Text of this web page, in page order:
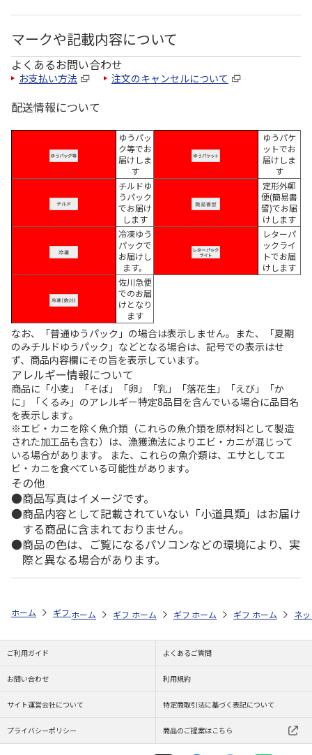
マークや記載内容について
よくあるお問い合わせ
お支払い方法 注文のキャンセルについて
配送情報について
ゆうパッ
ク等でお
届けしま
す
ゆうパケ
ットでお
届けしま
す
チルドゆ
うパック
でお届け
します
定形外郵
便(簡易書
留)でお届
けします
冷凍ゆう
パックで
お届けし
ます。
レターパ
ックライ
トでお届
けします
佐川急便
でのお届
けとなり
ます
なお、「普通ゆうパック」の場合は表示しません。また、「夏期
のみチルドゆうパック」などとなる場合は、記号での表示はせ
ず、商品内容欄にその旨を表示しています。
アレルギー情報について
商品に「小麦」「そば」「卵」「乳」「落花生」「えび」「か
に」「くるみ」のアレルギー特定8品目を含んでいる場合に品目名
を表示します。
※エビ・カニを除く魚介類（これらの魚介類を原材料として製造
された加工品も含む）は、漁獲漁法によりエビ・カニが混じって
いる場合があります。 また、これらの魚介類は、エサとしてエ
ビ・カニを食べている可能性があります。
その他
商品写真はイメージです。
商品内容として記載されていない「小道具類」はお届け
する商品に含まれておりません。
商品の色は、ご覧になるパソコンなどの環境により、実
際と異なる場合があります。
ホーム ギフトストア お中元・夏ギフト特集 2026 お菓子・スイーツ
ホーム ギフトストア お中元・夏ギフト特集 2026
ホーム ギフトストア お中元・夏ギフト
ホーム ギフトストア お
ホーム ネ
ご利用ガイド よくあるご質問
お問い合わせ 利用規約
サイト運営会社について 特定商取引法に基づく表記について
プライバシーポリシー 商品のご提案はこちら